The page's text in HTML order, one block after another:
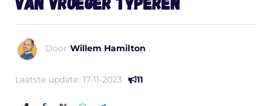
Door Willem Hamilton
Laatste update: 17-11-2023 11